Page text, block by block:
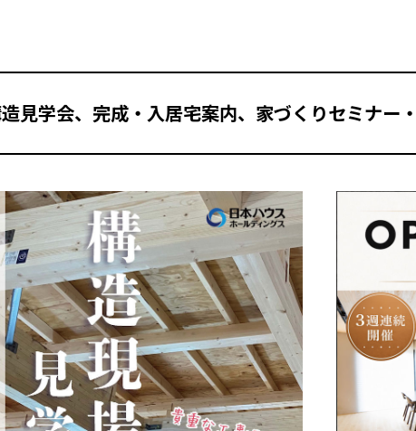
見学会、完成・入居宅案内、家づくりセミナー
場
イベント
札幌
小樽